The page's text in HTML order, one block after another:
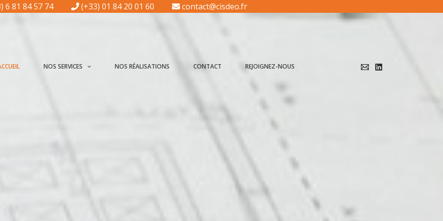
6 81 84 57 74 (+33) 01 84 20 01 60 contact@cisdeo.fr
NOS SERVICES NOS RÉALISATIONS CONTACT REJOIGNEZ-NOUS